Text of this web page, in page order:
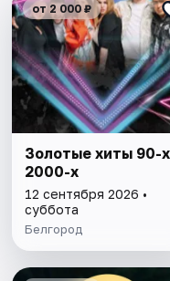
от 2 000 ₽
Золотые хиты 90-
2000-х
12 сентября 2026 •
суббота
Белгород